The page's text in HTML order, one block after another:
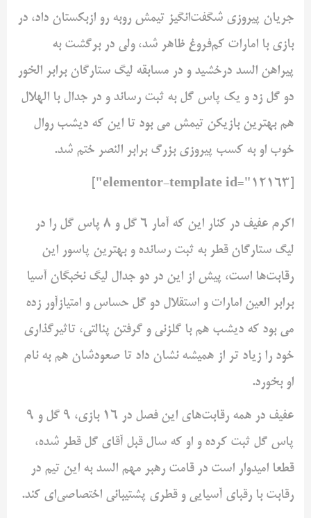
جریان پیروزی شگفت‌انگیز تیمش روبه رو ازبکستان داد، در
بازی با امارات کم‌فروغ ظاهر شد، ولی در برگشت به
پیراهن السد درخشید و در مسابقه لیگ ستارگان برابر الخور
دو گل زد و یک پاس گل به ثبت رساند و در جدال با الهلال
هم بهترین بازیکن تیمش می بود تا این که دیشب روال
خوب او به کسب پیروزی بزرگ برابر النصر ختم شد.
اکرم عفیف در کنار این که آمار 6 گل و 8 پاس گل را در
لیگ ستارگان قطر به ثبت رسانده و بهترین پاسور این
رقابت‌ها است، پیش از این در دو جدال لیگ نخبگان آسیا
برابر العین امارات و استقلال دو گل حساس و امتیازآور زده
می بود که دیشب هم با گلزنی و گرفتن پنالتی، تاثیرگذاری
خود را زیاد تر از همیشه نشان داد تا صعودشان هم به نام
او بخورد.
عفیف در همه رقابت‌های این فصل در 16 بازی، 9 گل و 9
پاس گل ثبت کرده و او که سال قبل آقای گل قطر شده،
قطعا امیدوار است در قامت رهبر مهم السد به این تیم در
رقابت با رقبای آسیایی و قطری پشتیبانی اختصاصی‌ای کند.